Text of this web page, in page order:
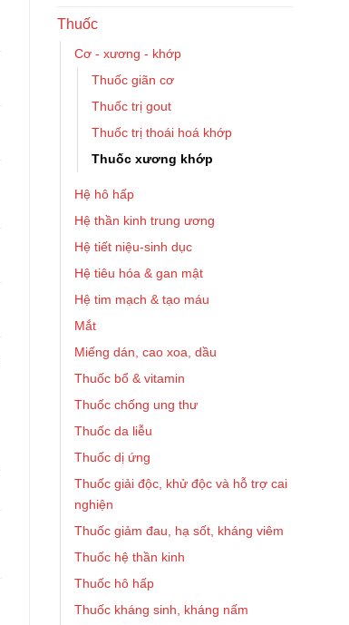
Thuốc
Cơ - xương - khớp
Thuốc giãn cơ
Thuốc trị gout
Thuốc trị thoái hoá khớp
Thuốc xương khớp
Hệ hô hấp
Hệ thần kinh trung ương
Hệ tiết niệu-sinh dục
Hệ tiêu hóa & gan mật
Hệ tim mạch & tạo máu
Mắt
Miếng dán, cao xoa, dầu
Thuốc bổ & vitamin
Thuốc chống ung thư
Thuốc da liễu
Thuốc dị ứng
Thuốc giải độc, khử độc và hỗ trợ cai
nghiện
Thuốc giảm đau, hạ sốt, kháng viêm
Thuốc hệ thần kinh
Thuốc hô hấp
Thuốc kháng sinh, kháng nấm